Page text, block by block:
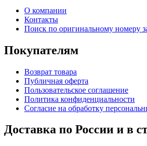
О компании
Контакты
Поиск по оригинальному номеру
Покупателям
Возврат товара
Публичная оферта
Пользовательское соглашение
Политика конфиденциальности
Согласие на обработку
Доставка по России и в